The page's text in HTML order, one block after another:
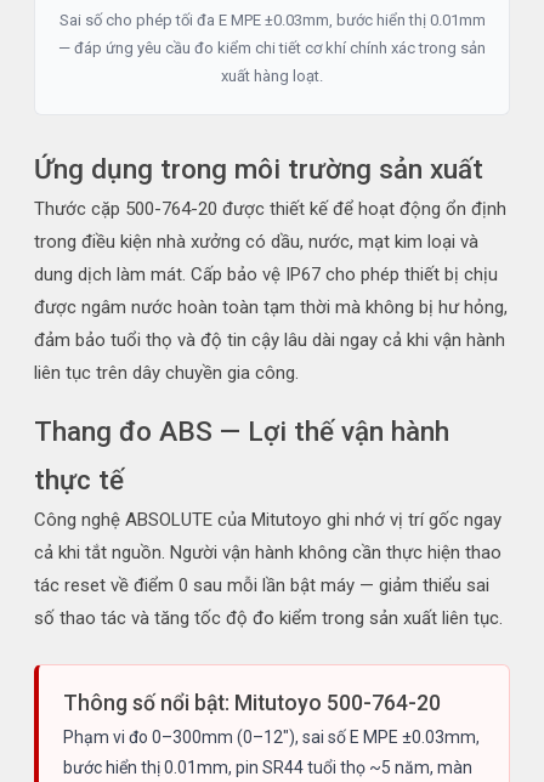
Sai số cho phép tối đa E MPE ±0.03mm, bước hiển thị 0.01mm
— đáp ứng yêu cầu đo kiểm chi tiết cơ khí chính xác trong sản
xuất hàng loạt.
Ứng dụng trong môi trường sản xuất
Thước cặp 500-764-20 được thiết kế để hoạt động ổn định
trong điều kiện nhà xưởng có dầu, nước, mạt kim loại và
dung dịch làm mát. Cấp bảo vệ IP67 cho phép thiết bị chịu
được ngâm nước hoàn toàn tạm thời mà không bị hư hỏng,
đảm bảo tuổi thọ và độ tin cậy lâu dài ngay cả khi vận hành
liên tục trên dây chuyền gia công.
Thang đo ABS — Lợi thế vận hành
thực tế
Công nghệ ABSOLUTE của Mitutoyo ghi nhớ vị trí gốc ngay
cả khi tắt nguồn. Người vận hành không cần thực hiện thao
tác reset về điểm 0 sau mỗi lần bật máy — giảm thiểu sai
số thao tác và tăng tốc độ đo kiểm trong sản xuất liên tục.
Thông số nổi bật: Mitutoyo 500-764-20
Phạm vi đo 0–300mm (0–12"), sai số E MPE ±0.03mm,
bước hiển thị 0.01mm, pin SR44 tuổi thọ ~5 năm, màn